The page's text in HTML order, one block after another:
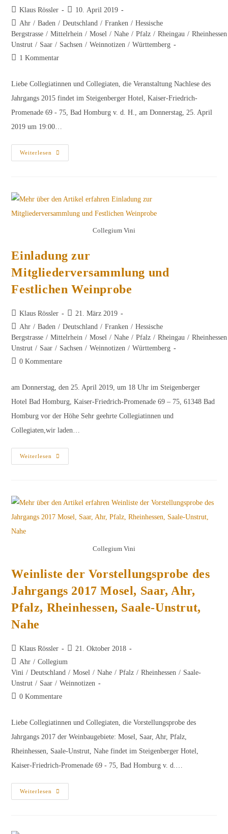
Beitrags-
Autor:
Klaus Rössler
Beitrag
veröffentlicht:
10. April 2019
Beitrags-
Kategorie:
Ahr / Baden / Deutschland / Franken / Hessische
Bergstrasse / Mittelrhein / Mosel / Nahe / Pfalz / Rheingau / Rheinhessen
Unstrut / Saar / Sachsen / Weinnotizen / Württemberg
Beitrags-
1 Kommentar
Liebe Collegiatinnen und Collegiaten, die Veranstaltung Nachlese des
Jahrgangs 2015 findet im Steigenberger Hotel, Kaiser-Friedrich-
Promenade 69 - 75, Bad Homburg v. d. H., am Donnerstag, 25. April
2019 um 19:00…
Weiterlesen
Nachlese
Des
Collegium Vini
Einladung zur
Mitgliederversammlung und
Festlichen Weinprobe
Beitrags-
Autor:
Klaus Rössler
Beitrag
veröffentlicht:
21. März 2019
Beitrags-
Kategorie:
Ahr / Baden / Deutschland / Franken / Hessische
Bergstrasse / Mittelrhein / Mosel / Nahe / Pfalz / Rheingau / Rheinhessen
Unstrut / Saar / Sachsen / Weinnotizen / Württemberg
Beitrags-
0 Kommentare
am Donnerstag, den 25. April 2019, um 18 Uhr im Steigenberger
Hotel Bad Homburg, Kaiser-Friedrich-Promenade 69 – 75, 61348 Bad
Homburg vor der Höhe Sehr geehrte Collegiatinnen und
Collegiaten,wir laden…
Weiterlesen
Einladung
Zur
Collegium Vini
Weinliste der Vorstellungsprobe des
Jahrgangs 2017 Mosel, Saar, Ahr,
Pfalz, Rheinhessen, Saale-Unstrut,
Nahe
Beitrags-
Autor:
Klaus Rössler
Beitrag
21. Oktober 2018
Beitrags-
Kategorie:
Ahr / Collegium
Vini / Deutschland / Mosel / Nahe / Pfalz / Rheinhessen / Saale-
Unstrut / Saar / Weinnotizen
Beitrags-
0 Kommentare
Liebe Collegiatinnen und Collegiaten, die Vorstellungsprobe des
Jahrgangs 2017 der Weinbaugebiete: Mosel, Saar, Ahr, Pfalz,
Rheinhessen, Saale-Unstrut, Nahe findet im Steigenberger Hotel,
Kaiser-Friedrich-Promenade 69 - 75, Bad Homburg v. d.…
Weiterlesen
Weinliste
Der